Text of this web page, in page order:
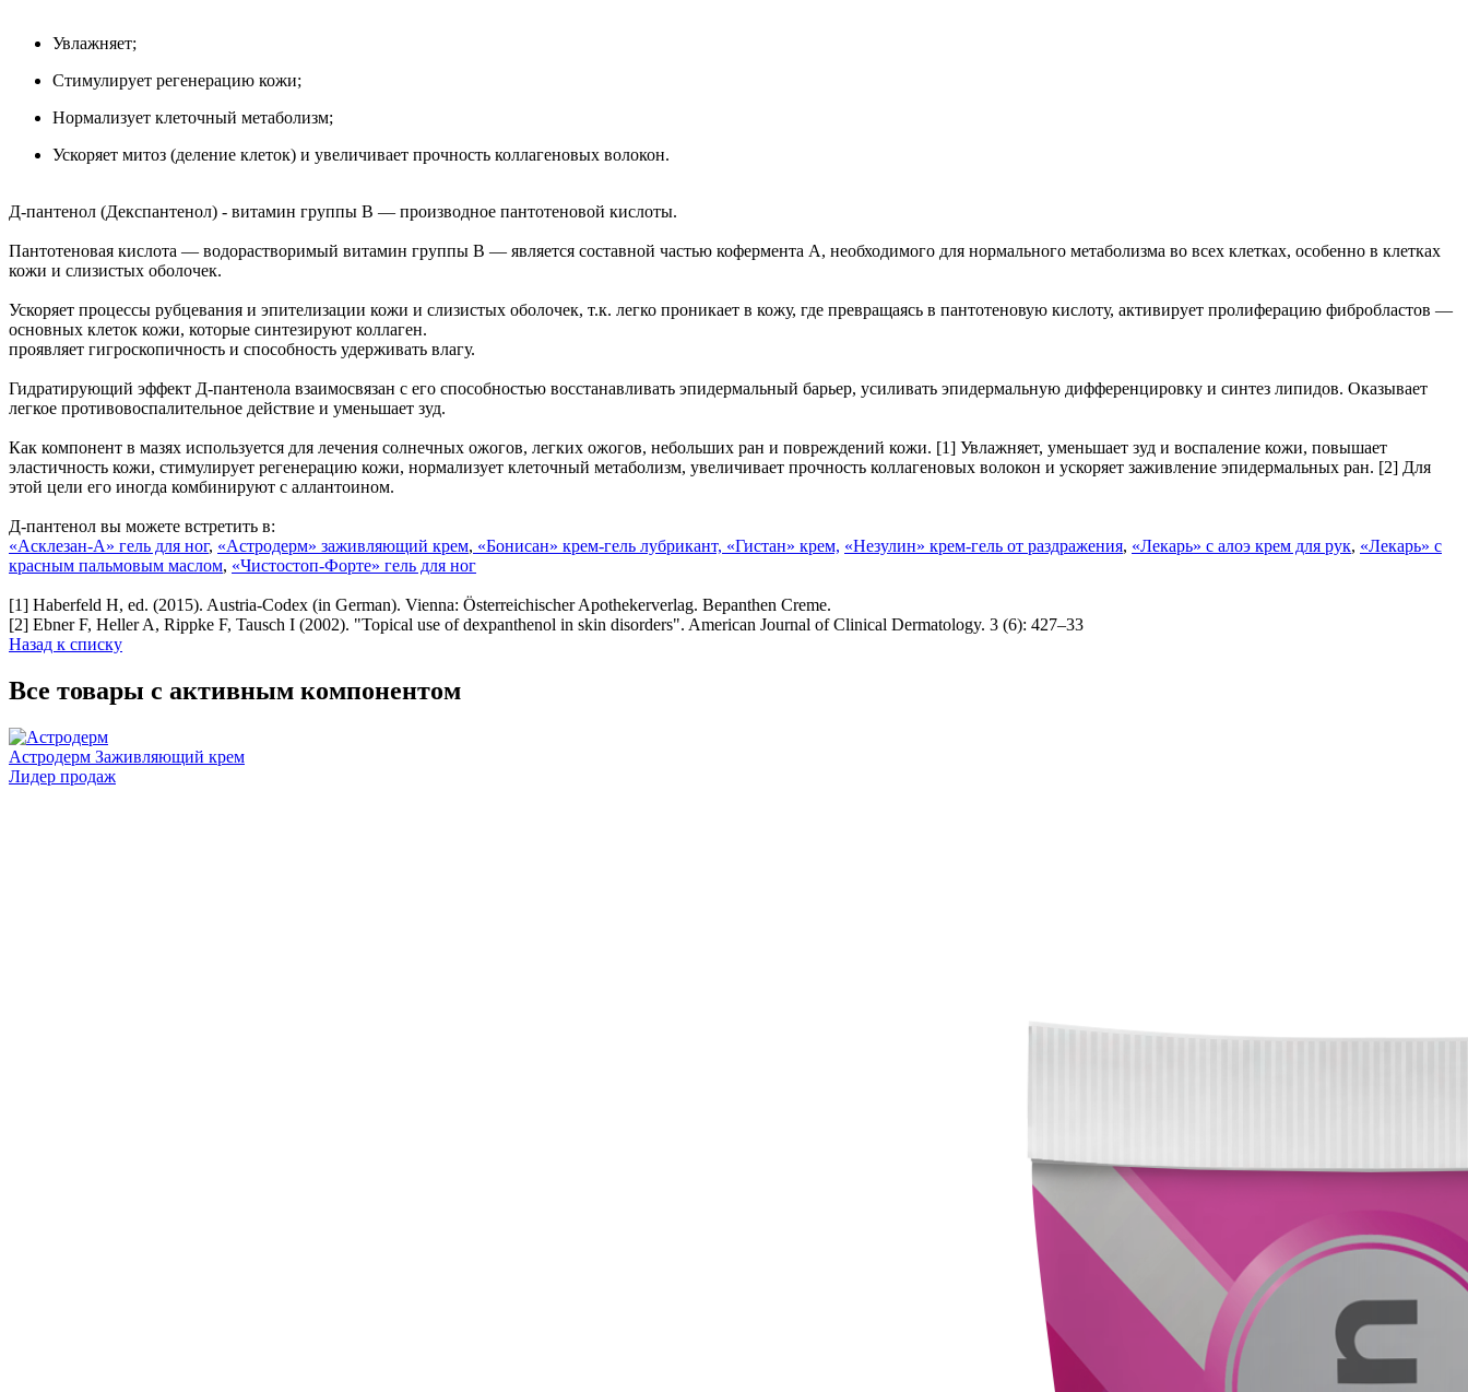
Увлажняет;
Стимулирует регенерацию кожи;
Нормализует клеточный метаболизм;
Ускоряет митоз (деление клеток) и увеличивает прочность коллагеновых волокон.
Д-пантенол (Декспантенол) - витамин группы В — производное пантотеновой кислоты.
Пантотеновая кислота — водорастворимый витамин группы В — является составной частью кофермента А, необходимого для нормального метаболизма во всех клетках, особенно в клетках
кожи и слизистых оболочек.
Ускоряет процессы рубцевания и эпителизации кожи и слизистых оболочек, т.к. легко проникает в кожу, где превращаясь в пантотеновую кислоту, активирует пролиферацию фибробластов —
основных клеток кожи, которые синтезируют коллаген.
проявляет гигроскопичность и способность удерживать влагу.
Гидратирующий эффект Д-пантенола взаимосвязан с его способностью восстанавливать эпидермальный барьер, усиливать эпидермальную дифференцировку и синтез липидов. Оказывает
легкое противовоспалительное действие и уменьшает зуд.
Как компонент в мазях используется для лечения солнечных ожогов, легких ожогов, небольших ран и повреждений кожи. [1] Увлажняет, уменьшает зуд и воспаление кожи, повышает
эластичность кожи, стимулирует регенерацию кожи, нормализует клеточный метаболизм, увеличивает прочность коллагеновых волокон и ускоряет заживление эпидермальных ран. [2] Для
этой цели его иногда комбинируют с аллантоином.
Д-пантенол вы можете встретить в:
«Асклезан-А» гель для ног, «Астродерм» заживляющий крем, «Бонисан» крем-гель лубрикант, «Гистан» крем, «Незулин» крем-гель от раздражения, «Лекарь» с алоэ крем для рук, «Лекарь» с
красным пальмовым маслом, «Чистостоп-Форте» гель для ног
[1] Haberfeld H, ed. (2015). Austria-Codex (in German). Vienna: Österreichischer Apothekerverlag. Bepanthen Creme.
[2] Ebner F, Heller A, Rippke F, Tausch I (2002). "Topical use of dexpanthenol in skin disorders". American Journal of Clinical Dermatology. 3 (6): 427–33
Назад к списку
Все товары с активным компонентом
Астродерм Заживляющий крем
Лидер продаж